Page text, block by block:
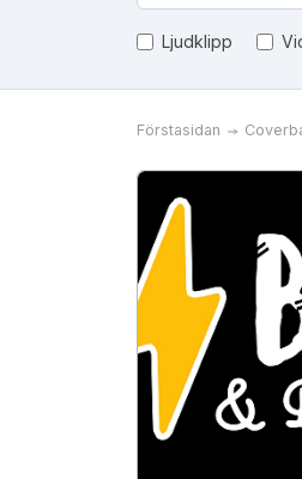
Ljudklipp
Förstasidan